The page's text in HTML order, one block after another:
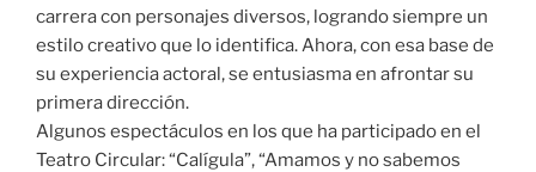
carrera con personajes diversos, logrando siempre un
estilo creativo que lo identifica. Ahora, con esa base de
su experiencia actoral, se entusiasma en afrontar su
primera dirección.
Algunos espectáculos en los que ha participado en el
Teatro Circular: “Calígula”, “Amamos y no sabemos